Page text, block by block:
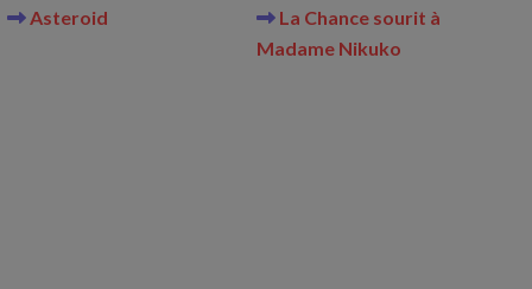
Asteroid
La Chance sourit à
Madame Nikuko